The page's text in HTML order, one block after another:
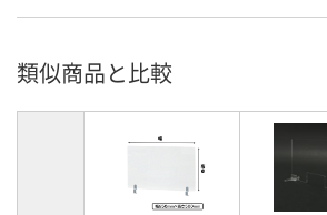
類似商品と比較